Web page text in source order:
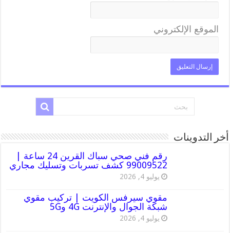
الموقع الإلكتروني
أخر التدوينات
رقم فني صحي سباك القرين 24 ساعة |
99009522 كشف تسربات وتسليك مجاري
يوليو 4, 2026
مقوي سيرفس الكويت | تركيب مقوي
شبكة الجوال والإنترنت 4G و5G
يوليو 4, 2026